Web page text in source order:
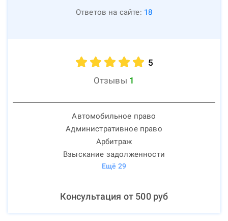
Ответов на сайте: 18
5
Отзывы 1
Автомобильное право
Административное право
Арбитраж
Взыскание задолженности
Ещё 29
Консультация от 500руб